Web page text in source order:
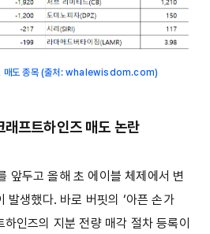
, 매도 종목 (출처: whalewisdom.com)
래프트하인즈 매도 논란
앞두고 올해 초 에이블 체제에서 변
발생했다. 바로 버핏의 ‘아픈 손가
하인즈의 지분 전량 매각 절차 등록이